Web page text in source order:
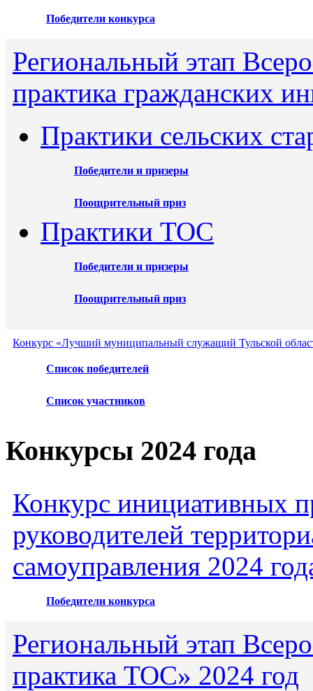
Победители конкурса
Региональный этап
практика гражданских
Практики сельских
Победители и призеры
Поощрительный приз
Практики ТОС
Победители и призеры
Поощрительный приз
Конкурс «Лучший муниципальный служащий Тульской
Список победителей
Список участников
Конкурсы 2024 года
Конкурс инициативных
руководителей
самоуправления 2024
Победители конкурса
Региональный этап
практика ТОС» 2024 год